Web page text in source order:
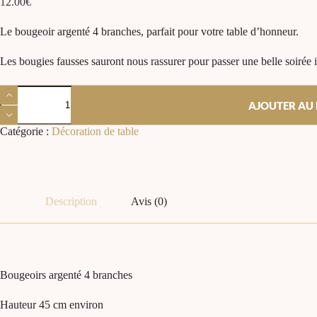
Le bougeoir argenté 4 branches, parfait pour votre table d’honneur.
Les bougies fausses sauront nous rassurer pour passer une belle soirée
AJOUTER AU
Catégorie : Décoration de table
Description Avis (0)
Bougeoirs argenté 4 branches
Hauteur 45 cm environ